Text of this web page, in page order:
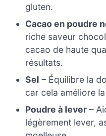
gluten.
Cacao en poudre
riche saveur
cacao de haute
résultats.
Sel – Équilibre la
car cela améliore
Poudre à lever –
légèrement lever,